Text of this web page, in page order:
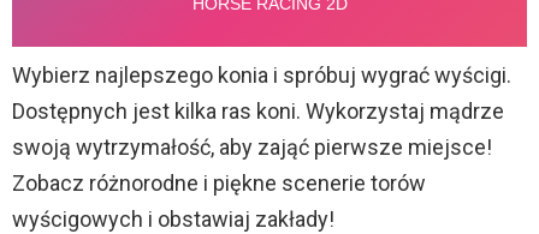
Wybierz najlepszego konia i spróbuj wygrać wyścigi.
Dostępnych jest kilka ras koni. Wykorzystaj mądrze
swoją wytrzymałość, aby zająć pierwsze miejsce!
Zobacz różnorodne i piękne scenerie torów
wyścigowych i obstawiaj zakłady!